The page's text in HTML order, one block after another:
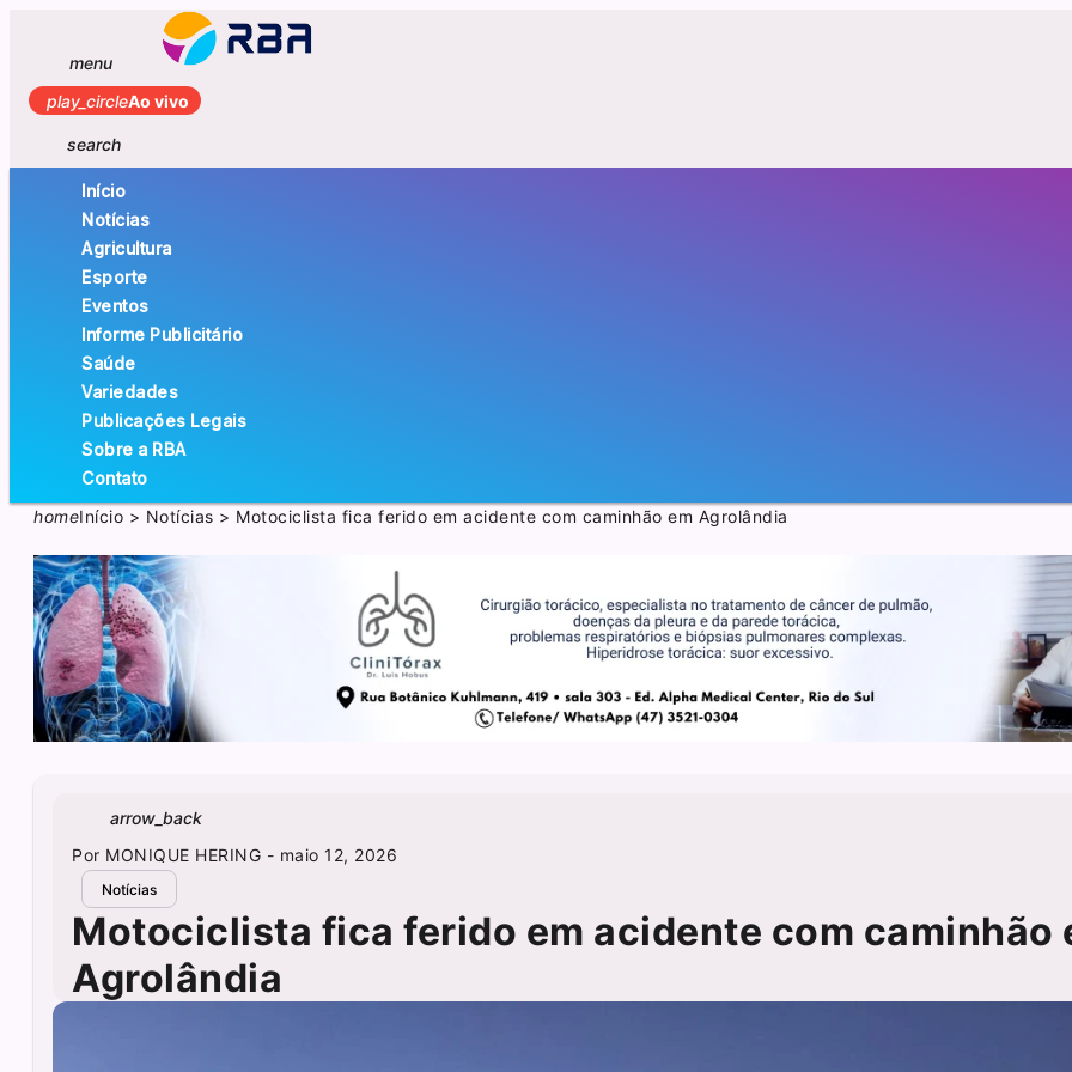
menu
play_circleAo vivo
search
Início
Notícias
Agricultura
Esporte
Eventos
Informe Publicitário
Saúde
Variedades
Publicações Legais
Sobre a RBA
Contato
homeInício > Notícias > Motociclista fica ferido em acidente com caminhão em Agrolândia
arrow_back
Por MONIQUE HERING - maio 12, 2026
Notícias
Motociclista fica ferido em acidente com caminhão
Agrolândia